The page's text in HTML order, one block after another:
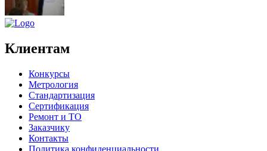
Клиентам
Конкурсы
Метрология
Стандартизация
Сертификация
Ремонт и ТО
Заказчику
Контакты
Политика конфиденциальности